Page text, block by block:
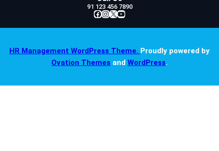
91 123 456 7890
Facebook InstagramX YouTube
HR Management WordPress Theme. Proudly powered by
Ovation Themes and WordPress.